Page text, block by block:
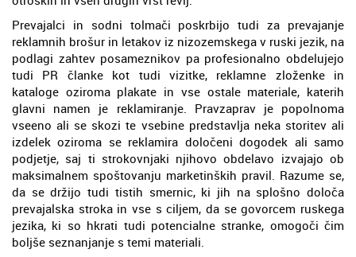
Prevajalci in sodni tolmači poskrbijo tudi za prevajanje
reklamnih brošur in letakov iz nizozemskega v ruski jezik, na
podlagi zahtev posameznikov pa profesionalno obdelujejo
tudi PR članke kot tudi vizitke, reklamne zloženke in
kataloge oziroma plakate in vse ostale materiale, katerih
glavni namen je reklamiranje. Pravzaprav je popolnoma
vseeno ali se skozi te vsebine predstavlja neka storitev ali
izdelek oziroma se reklamira določeni dogodek ali samo
podjetje, saj ti strokovnjaki njihovo obdelavo izvajajo ob
maksimalnem spoštovanju marketinških pravil. Razume se,
da se držijo tudi tistih smernic, ki jih na splošno določa
prevajalska stroka in vse s ciljem, da se govorcem ruskega
jezika, ki so hkrati tudi potencialne stranke, omogoči čim
boljše seznanjanje s temi materiali.